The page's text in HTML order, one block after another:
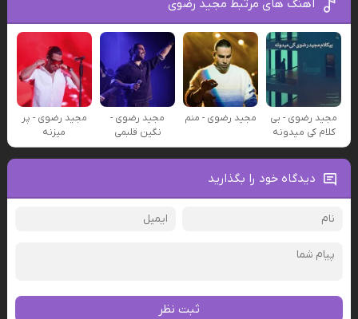
آهنگ های مرتبط مجید رضوی
مجید رضوی - بی
کلام کی میدونه
مجید رضوی - منم
مجید رضوی -
نگین قلبمی
مجید رضوی - پر
میزنه
دیدگاه خود را بگذارید
ثبت نظر